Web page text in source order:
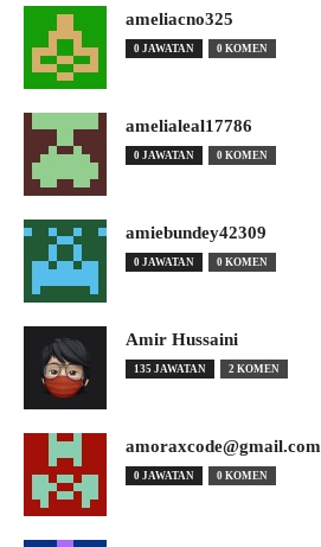
ameliacno325
0 JAWATAN 0 KOMEN
amelialeal17786
0 JAWATAN 0 KOMEN
amiebundey42309
0 JAWATAN 0 KOMEN
Amir Hussaini
135 JAWATAN 2 KOMEN
amoraxcode@gmail.com
0 JAWATAN 0 KOMEN